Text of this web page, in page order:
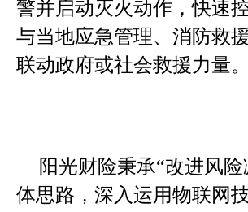
警并启动灭火动作，快速
与当地应急管理、消防救
联动政府或社会救援力量。
阳光财险秉承“改进风
体思路，深入运用物联网